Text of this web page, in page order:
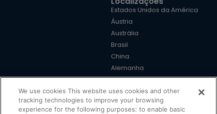
Estados Unidos da América
Áustria
Austrália
Brasil
China
Alemanha
Reino Unido
Turquia
We use cookies This website uses cookies and other
tracking technologies to improve your browsing
experience for the following purposes: to enable basic